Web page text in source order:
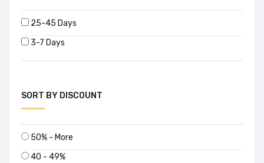
25-45 Days
3-7 Days
SORT BY DISCOUNT
50% - More
40 - 49%